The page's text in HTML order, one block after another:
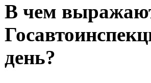
В чем
день?